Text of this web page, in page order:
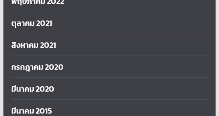
ตุลาคม 2021
สิงหาคม 2021
กรกฎาคม 2020
มีนาคม 2020
มีนาคม 2015